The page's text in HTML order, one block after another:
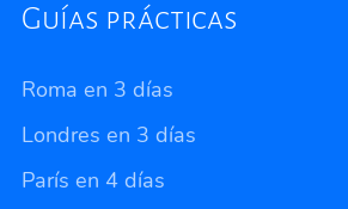
Guías prácticas
Roma en 3 días
Londres en 3 días
París en 4 días